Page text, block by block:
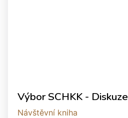
Výbor SCHKK - Diskuze
Návštěvní kniha